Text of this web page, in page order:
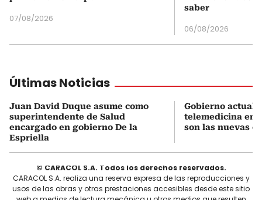
07/08/2026
saber
06/08/2026
Últimas Noticias
Juan David Duque asume como
superintendente de Salud
encargado en gobierno De la
Espriella
Gobierno
telemedicina en
son las nuevas
© CARACOL S.A. Todos los derechos reservados.
CARACOL S.A. realiza una reserva expresa de las reproducciones y
usos de las obras y otras prestaciones accesibles desde este sitio